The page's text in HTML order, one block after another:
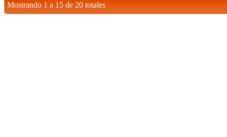
Mostrando 1 a 15 de 20 totales